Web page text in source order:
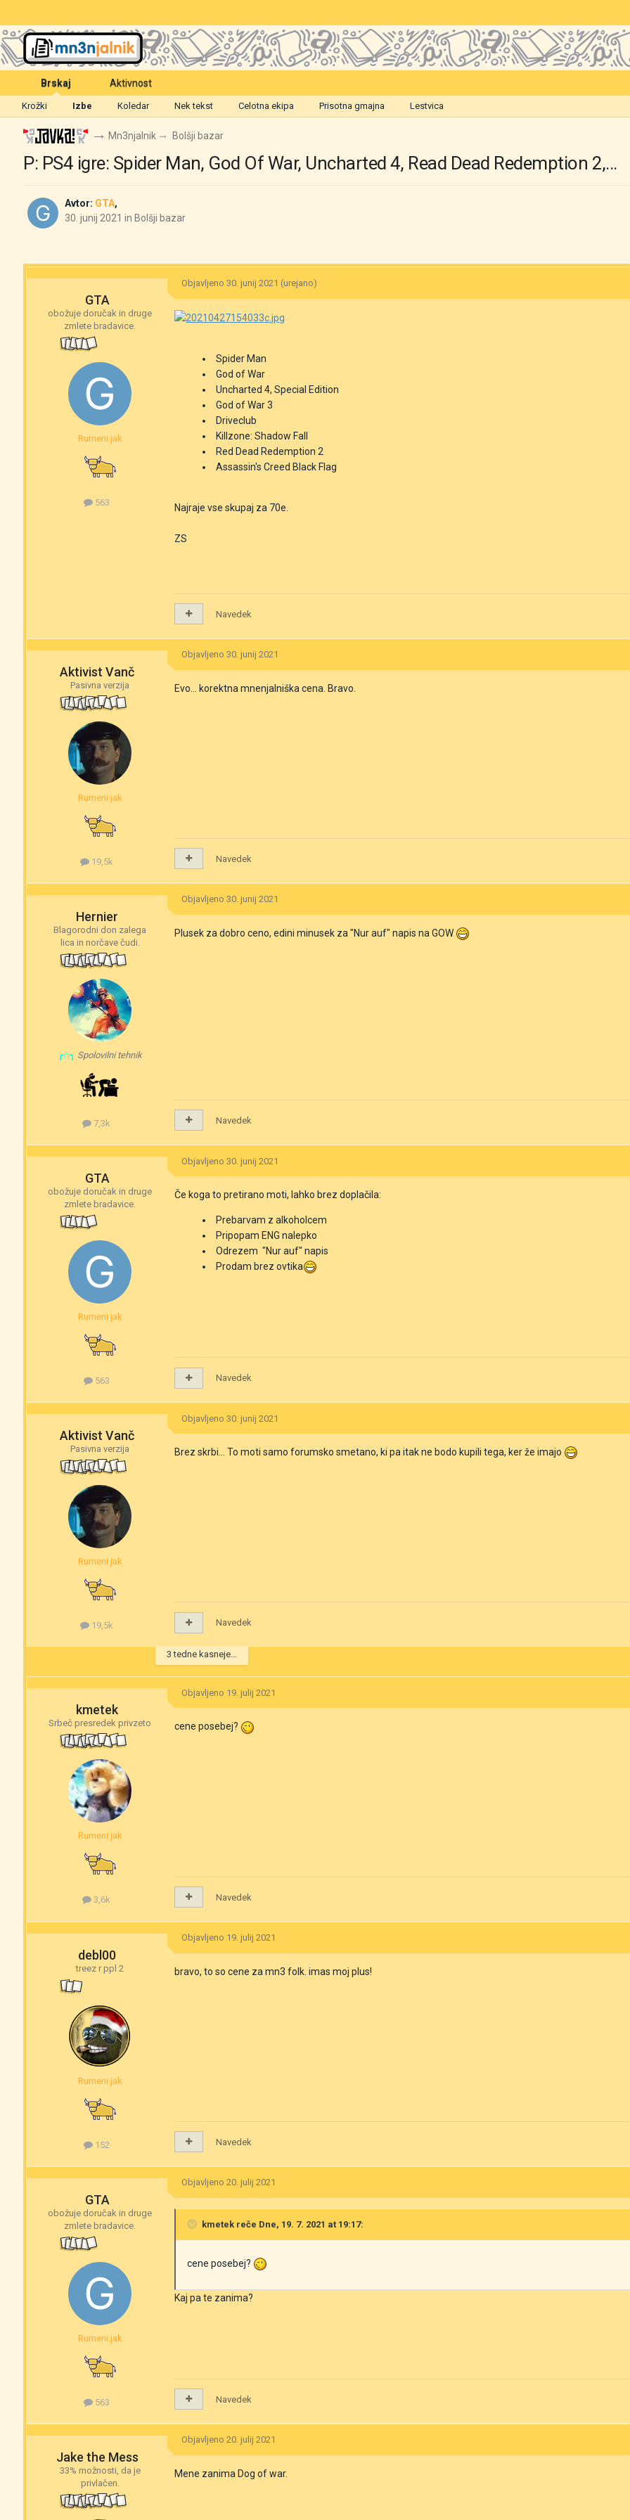
Brskaj
Krožki Izbe Koledar Nek tekst Celotna ekipa Prisotna gmajna Lestvica
Aktivnost
Mn3njalnik Bolšji bazar
P: PS4 igre: Spider Man, God Of War, Uncharted 4, Read Dead Redemption 2,...
Avtor: GTA,
30. junij 2021 in Bolšji bazar
GTA
obožuje doručak in druge
zmlete bradavice.
Rumeni jak
563
Objavljeno30. junij 2021 (urejano)
Spider Man
God of War
Uncharted 4, Special Edition
God of War 3
Driveclub
Killzone: Shadow Fall
Red Dead Redemption 2
Assassin's Creed Black Flag
Najraje vse skupaj za 70e.
ZS
Navedek
Aktivist Vanč
Pasivna verzija
Rumeni jak
19,5k
Objavljeno30. junij 2021
Evo... korektna mnenjalniška cena. Bravo.
Navedek
Hernier
Blagorodni don zalega
lica in norčave čudi.
╭∩╮ Spolovilni tehnik
7,3k
Objavljeno30. junij 2021
Plusek za dobro ceno, edini minusek za "Nur auf" napis na GOW
Navedek
GTA
obožuje doručak in druge
zmlete bradavice.
Rumeni jak
563
Objavljeno30. junij 2021
Če koga to pretirano moti, lahko brez doplačila:
Prebarvam z alkoholcem
Pripopam ENG nalepko
Odrezem "Nur auf" napis
Prodam brez ovtika
Navedek
Aktivist Vanč
Pasivna verzija
Rumeni jak
19,5k
Objavljeno30. junij 2021
Brez skrbi... To moti samo forumsko smetano, ki pa itak ne bodo kupili tega, ker že imajo
Navedek
3 tedne kasneje...
kmetek
Srbeč presredek privzeto
Rumeni jak
3,6k
Objavljeno 19. julij 2021
cene posebej?
Navedek
debl00
treez r ppl 2
Rumeni jak
152
Objavljeno 19. julij 2021
bravo, to so cene za mn3 folk. imas moj plus!
Navedek
GTA
obožuje doručak in druge
zmlete bradavice.
Rumeni jak
563
Objavljeno20. julij 2021
kmetek reče Dne, 19. 7. 2021 at 19:17:
cene posebej?
Kaj pa te zanima?
Navedek
Jake the Mess
33% možnosti, da je
privlačen.
Objavljeno20. julij 2021
Mene zanima Dog of war.